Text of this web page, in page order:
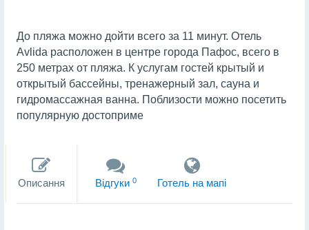
До пляжа можно дойти всего за 11 минут. Отель
Avlida расположен в центре города Пафос, всего в
250 метрах от пляжа. К услугам гостей крытый и
открытый бассейны, тренажерный зал, сауна и
гидромассажная ванна. Поблизости можно посетить
популярную достоприме
Описання Вiдгуки 0 Готель на мапi